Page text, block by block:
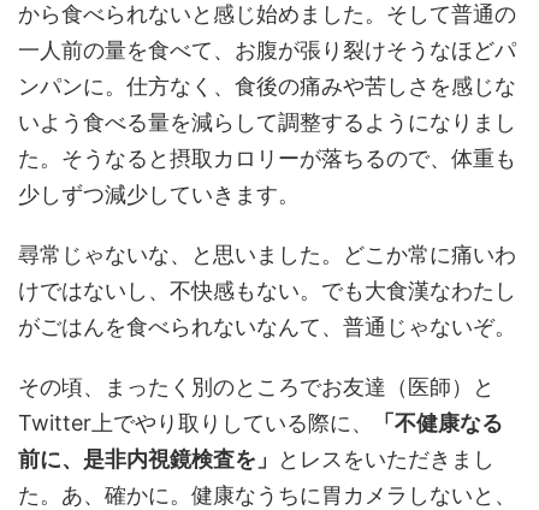
から食べられないと感じ始めました。そして普通の
一人前の量を食べて、お腹が張り裂けそうなほどパ
ンパンに。仕方なく、食後の痛みや苦しさを感じな
いよう食べる量を減らして調整するようになりまし
た。そうなると摂取カロリーが落ちるので、体重も
少しずつ減少していきます。
尋常じゃないな、と思いました。どこか常に痛いわ
けではないし、不快感もない。でも大食漢なわたし
がごはんを食べられないなんて、普通じゃないぞ。
その頃、まったく別のところでお友達（医師）と
Twitter上でやり取りしている際に、
「不健康なる
前に、是非内視鏡検査を」
とレスをいただきまし
た。あ、確かに。健康なうちに胃カメラしないと、